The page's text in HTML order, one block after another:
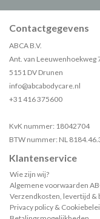
Contactgegevens
ABCA B.V.
Ant. van Leeuwenhoekweg
5151 DV Drunen
info@abcabodycare.nl
+31 416 375600
KvK nummer: 18042704
BTW nummer: NL
Klantenservice
Wie zijn wij?
Algemene voorwaarden
Verzendkosten, levertijd &
Privacy policy &